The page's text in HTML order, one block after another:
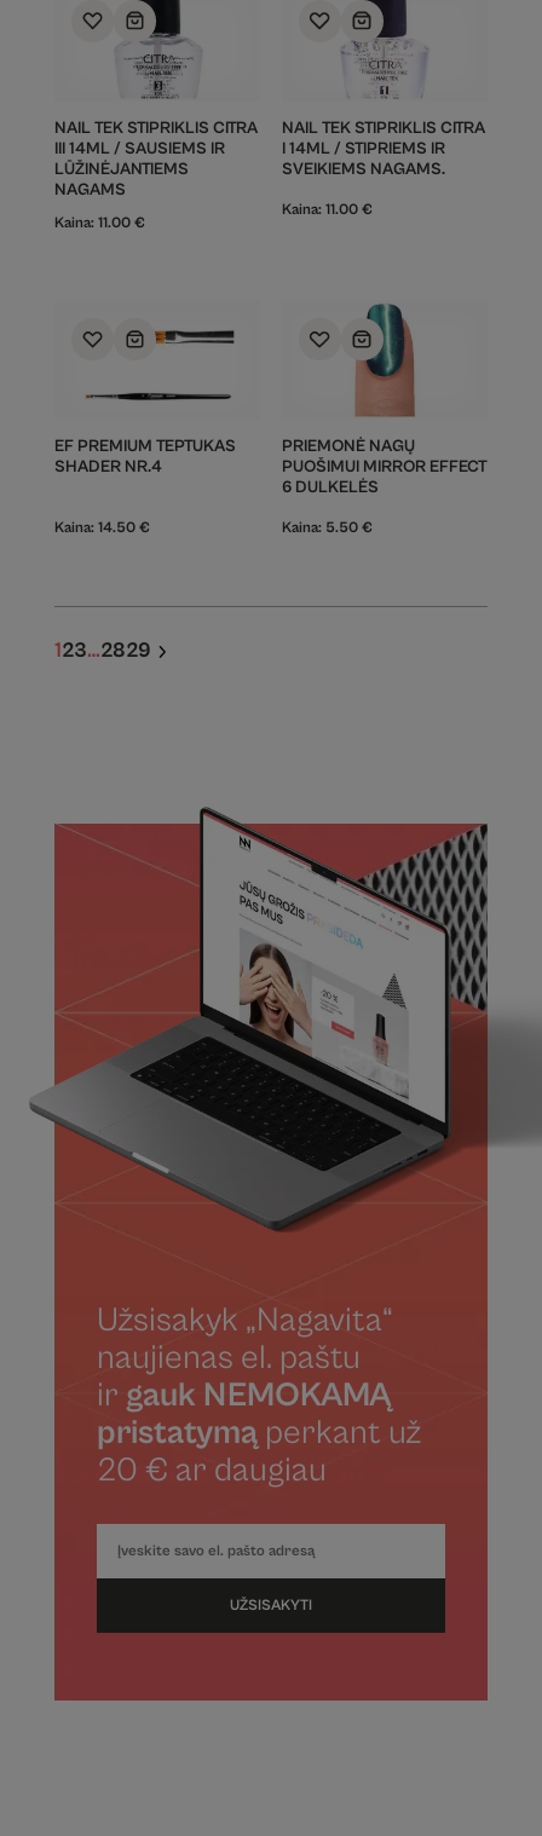
NAIL TEK STIPRIKLIS CITRA
III 14ML / SAUSIEMS IR
LŪŽINĖJANTIEMS
NAGAMS
Kaina: 11.00 €
NAIL TEK STIPRIKLIS CITRA
I 14ML / STIPRIEMS IR
SVEIKIEMS NAGAMS.
Kaina: 11.00 €
EF PREMIUM TEPTUKAS
SHADER NR.4
Kaina: 14.50 €
PRIEMONĖ NAGŲ
PUOŠIMUI MIRROR EFFECT
6 DULKELĖS
Kaina: 5.50 €
123…2829
Užsisakyk „Nagavita“
naujienas el. paštu
ir gauk NEMOKAMĄ
pristatymąperkant už
20 € ar daugiau
UŽSISAKYTI